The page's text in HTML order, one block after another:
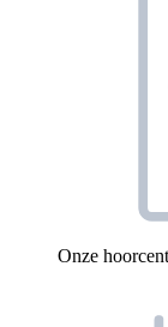
Onze